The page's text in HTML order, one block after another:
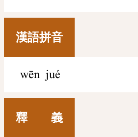
漢語拼音
wēn jué
釋 義